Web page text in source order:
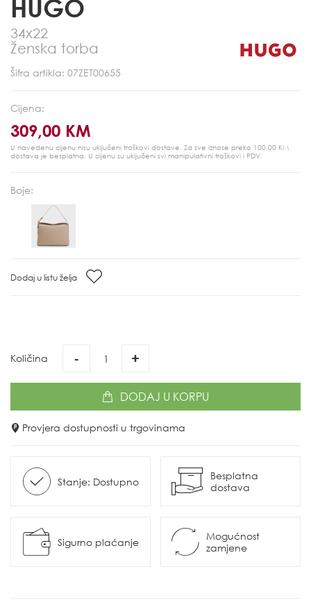
HUGO
34x22
Ženska torba
Šifra artikla: 07ZET00655
Cijena:
309,00 KM
U navedenu cijenu nisu uključeni troškovi dostave. Za sve iznose preko 100,00 KM
dostava je besplatna. U cijenu su uključeni svi manipulativni troškovi i PDV.
Boje:
Dodaj u listu želja
Količina - +
DODAJ U KORPU
Provjera dostupnosti u trgovinama
Stanje: Dostupno
Besplatna
dostava
Sigurno plaćanje
Mogućnost
zamjene